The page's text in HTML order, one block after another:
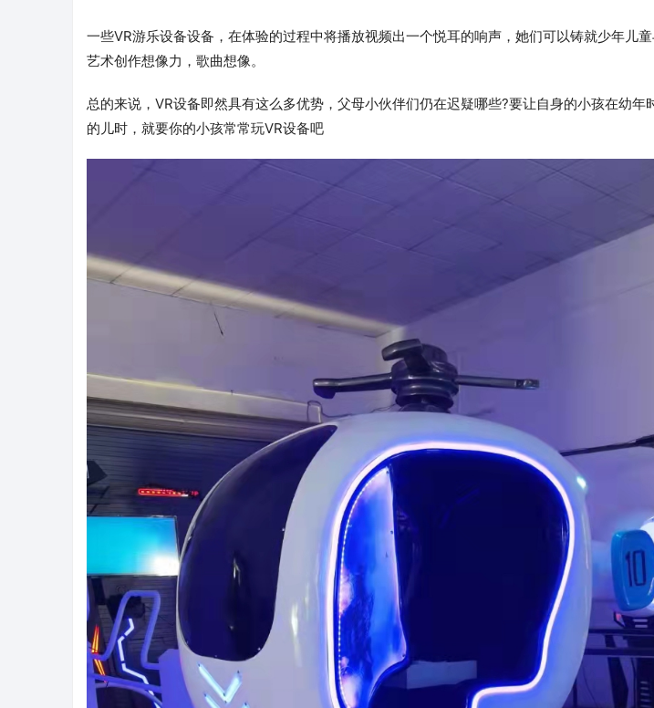
一些VR游乐设备设备，在体验的过程中将播放视频出一个悦耳的响声，她们可以铸就少年儿
艺术创作想像力，歌曲想像。
总的来说，VR设备即然具有这么多优势，父母小伙伴们仍在迟疑哪些?要让自身的小孩在幼
的儿时，就要你的小孩常常玩VR设备吧